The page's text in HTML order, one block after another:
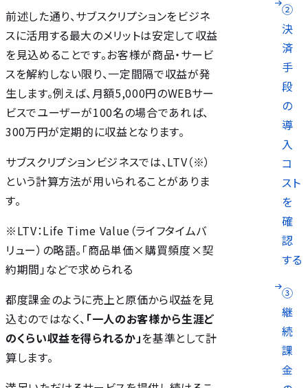
②
決
済
手
段
の
導
入
コ
スト
を
確
認
する
③
継
続
課
金
前述した通り、サブスクリプションをビジネ
スに活用する最大のメリットは安定して収益
を見込めることです。お客様が商品・サービ
スを解約しない限り、一定間隔で収益が発
生します。例えば、月額5,000円のWEBサー
ビスでユーザーが100名の場合であれば、
300万円が定期的に収益となります。
サブスクリプションビジネスでは、LTV（※）
という計算方法が用いられることがありま
す。
※LTV：Life Time Value（ライフタイムバ
リュー）の略語。「商品単価×購買頻度×契
約期間」などで求められる
都度課金のように売上と原価から収益を見
込むのではなく、 「一人のお客様から生涯ど
のくらい収益を得られるか」を基準として計
算します。